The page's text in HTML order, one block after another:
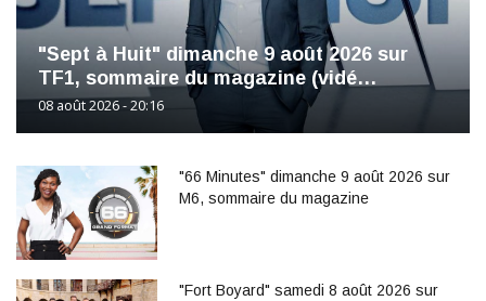
"Sept à Huit" dimanche 9 août 2026 sur
TF1, sommaire du magazine (vidé…
08 août 2026 - 20:16
"66 Minutes" dimanche 9 août 2026 sur
M6, sommaire du magazine
"Fort Boyard" samedi 8 août 2026 sur